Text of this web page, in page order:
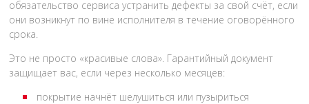
обязательство сервиса устранить дефекты за свой счёт, если
они возникнут по вине исполнителя в течение оговорённого
срока.
Это не просто «красивые слова». Гарантийный документ
защищает вас, если через несколько месяцев:
покрытие начнёт шелушиться или пузыриться